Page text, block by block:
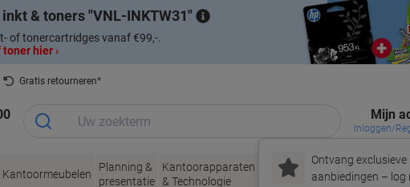
inkt & toners VNL-INKTW31
of tonercartridges vanaf €99,-.
hier ›
Gratis retourneren*
Mijn
Inloggen/
Ontvang exclusieve
aanbiedingen – log
Kantoormeubelen
Planning &
presentatie
Kantoorapparaten
& Technologie
Inkt &
Toner
Papier, Enveloppen
& Verpakken